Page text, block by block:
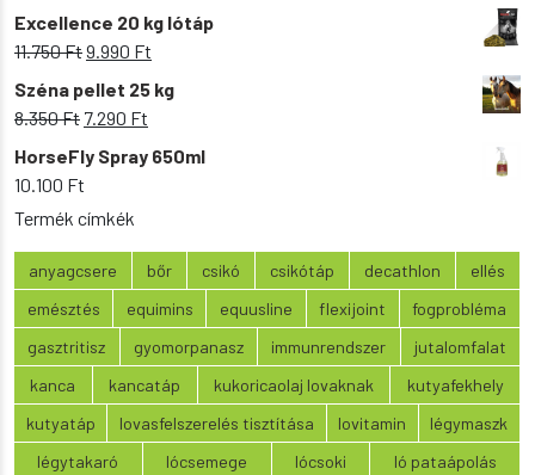
price
was:
price
is:
Excellence 20 kg lótáp
11.750FtOriginal
price
was:
9.990 Ft
price
is:
Széna pellet 25 kg
8.350Ft Original
price
was:
7.290 Ft
price
HorseFly Spray 650ml
10.100 Ft
Termék címkék
anyagcsere bőr csikó csikótáp decathlon
ellés
emésztés
equimins equusline flexijoint
fogprobléma
gasztritisz
gyomorpanasz immunrendszer
jutalomfalat
kanca
kancatáp kukoricaolaj lovaknak
kutyafekhely
kutyatáp
lovasfelszerelés tisztítása lovitamin
légymaszk
légytakaró
lócsemege lócsoki
ló pataápolás